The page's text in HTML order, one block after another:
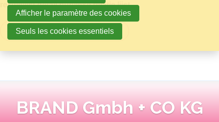
relatielijst detail publieke relatie lijst
Retour à la vue d'ensemble
BRAND Gmbh + CO KG
Afficher le paramètre des cookies
Seuls les cookies essentiels